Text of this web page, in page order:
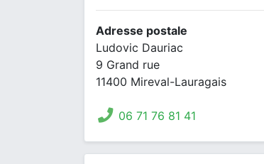
Adresse postale
Ludovic Dauriac
9 Grand rue
11400 Mireval-Lauragais
06 71 76 81 41